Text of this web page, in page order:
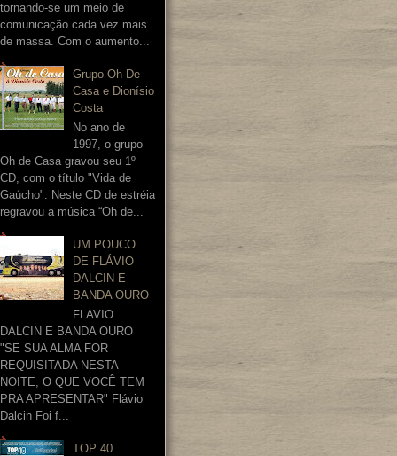
tornando-se um meio de
comunicação cada vez mais
de massa. Com o aumento...
Grupo Oh De
Casa e Dionísio
Costa
No ano de
1997, o grupo
Oh de Casa gravou seu 1º
CD, com o título "Vida de
Gaúcho". Neste CD de estréia
regravou a música “Oh de...
UM POUCO
DE FLÁVIO
DALCIN E
BANDA OURO
FLAVIO
DALCIN E BANDA OURO
"SE SUA ALMA FOR
REQUISITADA NESTA
NOITE, O QUE VOCÊ TEM
PRA APRESENTAR" Flávio
Dalcin Foi f...
TOP 40